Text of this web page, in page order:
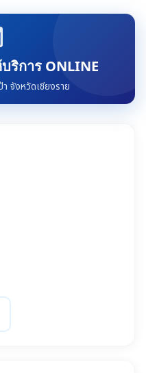
ริการ ONLINE
จังหวัดเชียงราย